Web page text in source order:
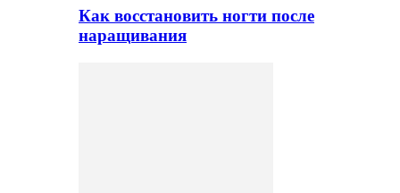
Как восстановить ногти после
наращивания